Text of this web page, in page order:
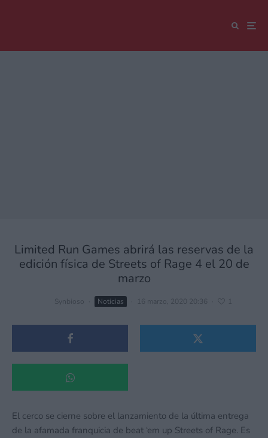
Limited Run Games abrirá las reservas de la
edición física de Streets of Rage 4 el 20 de
marzo
Synbioso Noticias 16 marzo, 2020 20:36 1
El cerco se cierne sobre el lanzamiento de la última entrega
de la afamada franquicia de beat ‘em up Streets of Rage. Es